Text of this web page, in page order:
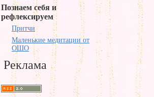
Познаем себя и
рефлексируем
Притчи
Маленькие медитации от
ОШО
Реклама